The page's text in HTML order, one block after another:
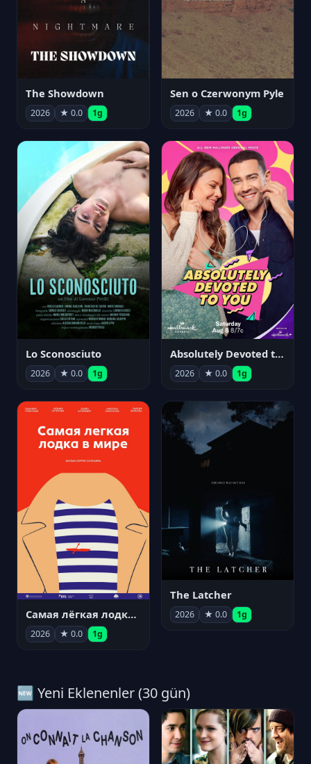
The Showdown
2026 ★ 0.0 1g
Sen o Czerwonym Pyle
2026 ★ 0.0 1g
Lo Sconosciuto
2026 ★ 0.0 1g
Absolutely Devoted to You
2026 ★ 0.0 1g
Самая лёгкая лодка в мире
2026 ★ 0.0 1g
The Latcher
2026 ★ 0.0 1g
🆕 Yeni Eklenenler (30 gün)